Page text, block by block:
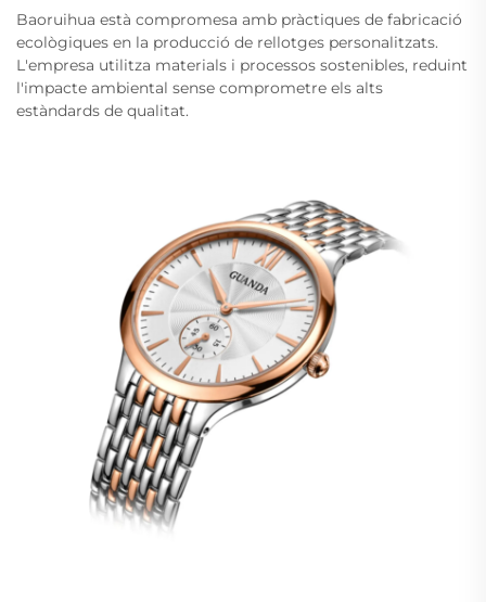
Baoruihua està compromesa amb pràctiques de fabricació
ecològiques en la producció de rellotges personalitzats.
L'empresa utilitza materials i processos sostenibles, reduint
l'impacte ambiental sense comprometre els alts
estàndards de qualitat.